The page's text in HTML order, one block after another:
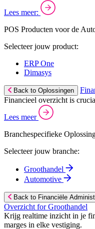
Lees meer:
POS Producten voor de
Selecteer jouw product:
ERP One
Dimasys
Back to Oplossingen
Financieel overzicht is
Lees meer
Branchespecifieke
Selecteer jouw branche:
Groothandel
Automotive
Back to Financiële
Overzicht for Groothandel
Krijg realtime inzicht in je
marges in elke vestiging.